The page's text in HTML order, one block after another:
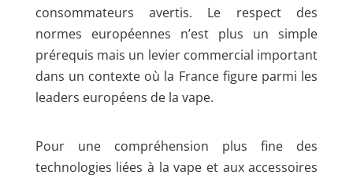
consommateurs avertis. Le respect des
normes européennes n’est plus un simple
prérequis mais un levier commercial important
dans un contexte où la France figure parmi les
leaders européens de la vape.
Pour une compréhension plus fine des
technologies liées à la vape et aux accessoires